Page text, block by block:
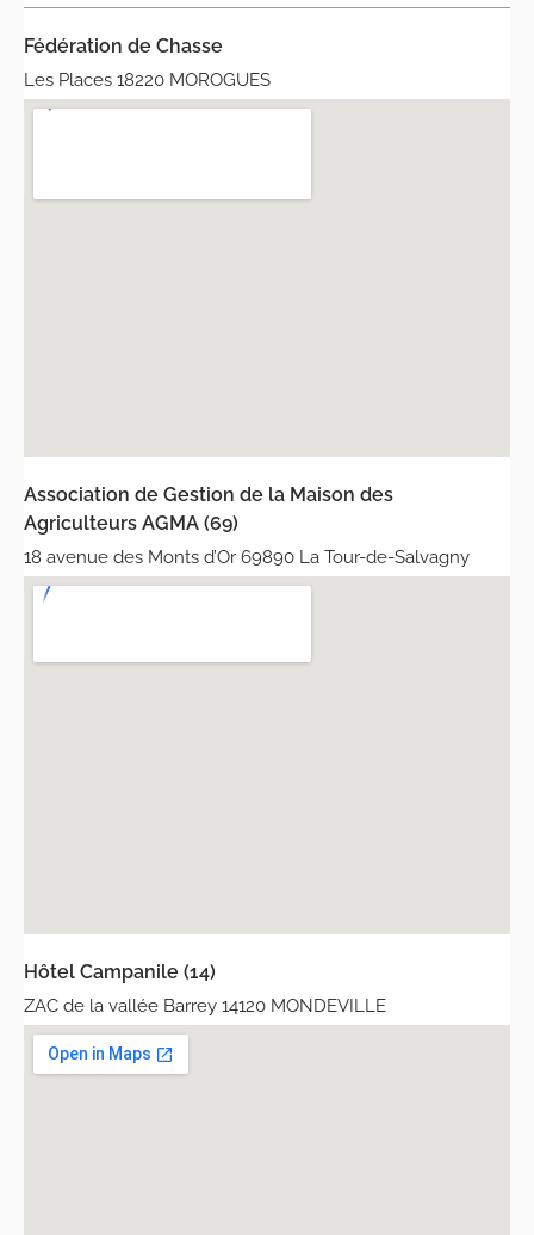
Fédération de Chasse
Les Places 18220 MOROGUES
Association de Gestion de la Maison des
Agriculteurs AGMA (69)
18 avenue des Monts d’Or 69890 La Tour-de-Salvagny
Hôtel Campanile (14)
ZAC de la vallée Barrey 14120 MONDEVILLE